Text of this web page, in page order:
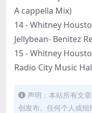
A cappella Mix)
14 - Whitney
Jellybean- Benitez
15 - Whitney
Radio City Music
声明：本站所有文
创发布。任何个人或